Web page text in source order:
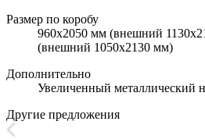
Размер по коробу
960х2050 мм (внешний
(внешний 1050х2130 мм)
Дополнительно
Увеличенный металлический
Другие предложения